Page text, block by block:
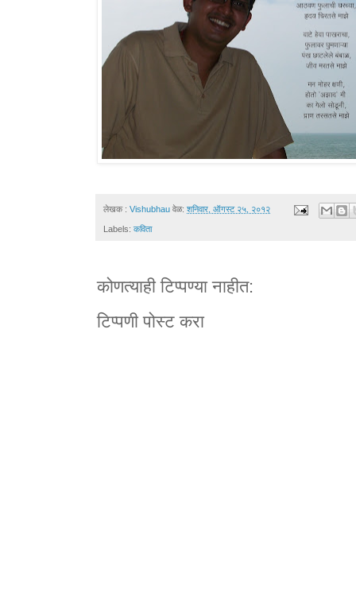
लेखक : Vishubhau वेळ: शनिवार, ऑगस्ट २५, २०१२
Labels: कविता
कोणत्याही टिप्पण्‍या नाहीत:
टिप्पणी पोस्ट करा